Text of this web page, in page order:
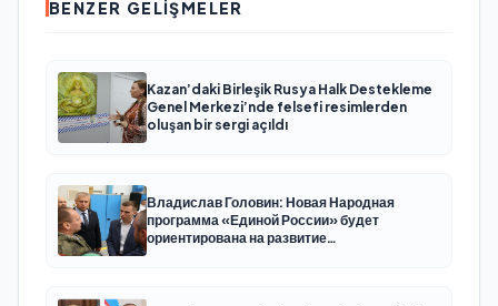
BENZER GELIŞMELER
Kazan’daki Birleşik Rusya Halk Destekleme
Genel Merkezi’nde felsefi resimlerden
oluşan bir sergi açıldı
Владислав Головин: Новая Народная
программа «Единой России» будет
ориентирована на развитие